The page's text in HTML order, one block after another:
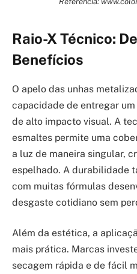
Raio-X Técnico:
Benefícios
O apelo das unhas
capacidade de entregar
de alto impacto visual. A
esmaltes permite uma
a luz de maneira singular,
espelhado. A durabilidade
com muitas fórmulas
desgaste cotidiano sem
Além da estética, a
mais prática. Marcas
secagem rápida e de fácil